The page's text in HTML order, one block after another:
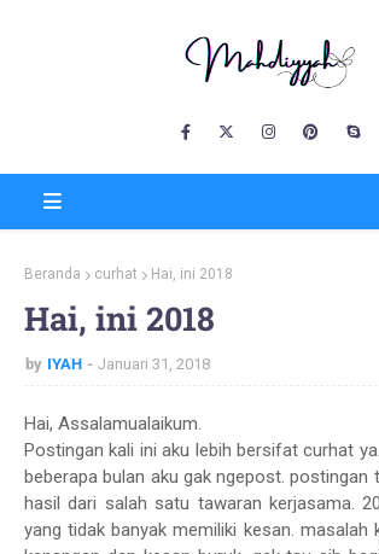
Beranda curhat Hai, ini 2018
Hai, ini 2018
by IYAH Januari 31, 2018
Hai, Assalamualaikum.
Postingan kali ini aku lebih bersifat curhat
beberapa bulan aku gak ngepost. postingan
hasil dari salah satu tawaran kerjasama.
yang tidak banyak memiliki kesan. masalah